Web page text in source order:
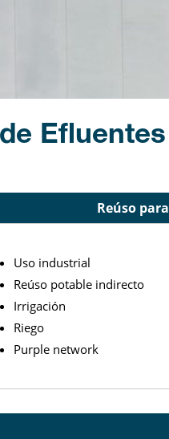
Efluentes
Reúso para
Uso industrial
Reúso potable indirecto
Irrigación
Riego
Purple network